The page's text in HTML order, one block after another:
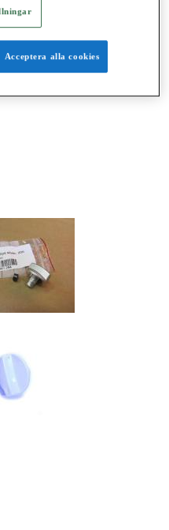
Acceptera alla cookies